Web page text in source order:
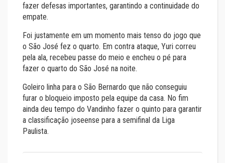
fazer defesas importantes, garantindo a continuidade do
empate.
Foi justamente em um momento mais tenso do jogo que
o São José fez o quarto. Em contra ataque, Yuri correu
pela ala, recebeu passe do meio e encheu o pé para
fazer o quarto do São José na noite.
Goleiro linha para o São Bernardo que não conseguiu
furar o bloqueio imposto pela equipe da casa. No fim
ainda deu tempo do Vandinho fazer o quinto para garantir
a classificação joseense para a semifinal da Liga
Paulista.